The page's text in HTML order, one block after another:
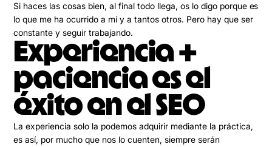
Si haces las cosas bien, al final todo llega, os lo digo porque es
lo que me ha ocurrido a mí y a tantos otros. Pero hay que ser
constante y seguir trabajando.
Experiencia +
paciencia es el
éxito en el SEO
La experiencia solo la podemos adquirir mediante la práctica,
es así, por mucho que nos lo cuenten, siempre serán